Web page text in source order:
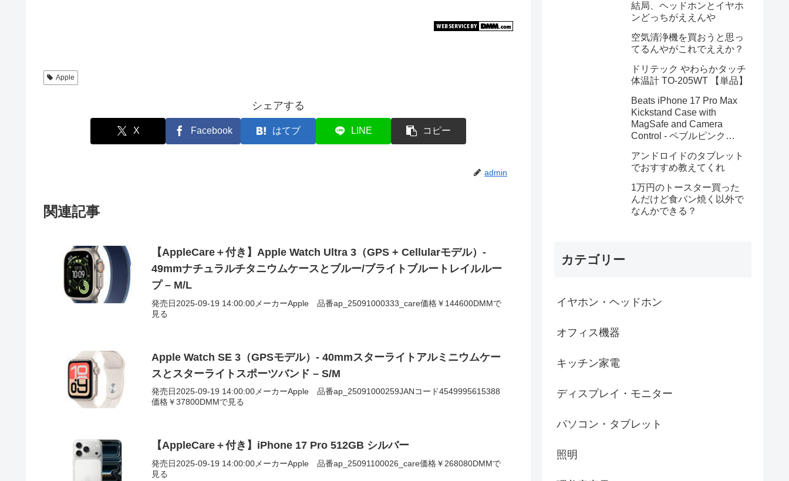
Apple
シェアする
X Facebook はてブ LINE コピー
admin
関連記事
【AppleCare＋付き】Apple Watch Ultra 3（GPS + Cellularモデル）-
49mmナチュラルチタニウムケースとブルー/ブライトブルートレイルルー
プ – M/L
発売日2025-09-19 14:00:00メーカーApple 品番ap_25091000333_care価格￥144600DMMで
見る
Apple Watch SE 3（GPSモデル）- 40mmスターライトアルミニウムケー
スとスターライトスポーツバンド – S/M
発売日2025-09-19 14:00:00メーカーApple 品番ap_25091000259JANコード4549995615388
価格￥37800DMMで見る
【AppleCare＋付き】iPhone 17 Pro 512GB シルバー
発売日2025-09-19 14:00:00メーカーApple 品番ap_25091100026_care価格￥268080DMMで
見る
結局、ヘッドホンとイヤホ
ンどっちがええんや
空気清浄機を買おうと思っ
てるんやがこれでええか？
ドリテック やわらかタッチ
体温計 TO-205WT 【単品】
Beats iPhone 17 Pro Max
Kickstand Case with
MagSafe and Camera
Control - ペブルピンク
アンドロイドのタブレット
でおすすめ教えてくれ
1万円のトースター買った
んだけど食パン焼く以外で
なんかできる？
カテゴリー
イヤホン・ヘッドホン
オフィス機器
キッチン家電
ディスプレイ・モニター
パソコン・タブレット
照明